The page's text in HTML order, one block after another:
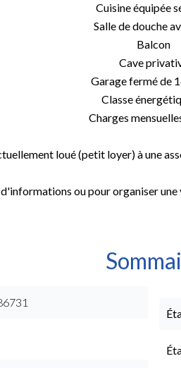
Cuisine équipée
Salle de douche
Balcon
Cave
Garage fermé de
Classe
Charges
loué (petit loyer) à une
ou pour organiser